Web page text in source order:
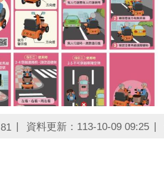
81 資料更新：113-10-09 09:25